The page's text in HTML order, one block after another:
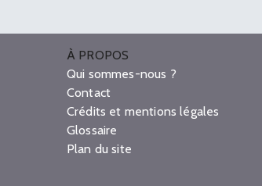
À PROPOS
Qui sommes-nous ?
Contact
Crédits et mentions légales
Glossaire
Plan du site